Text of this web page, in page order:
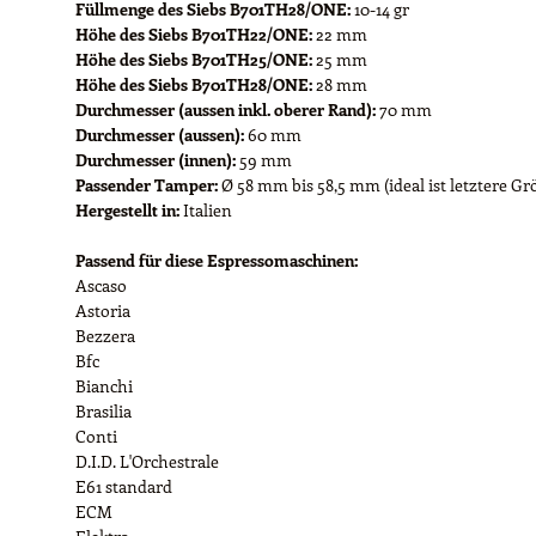
Füllmenge des Siebs B701TH28/ONE:10-14 gr
Höhe des Siebs B701TH22/ONE:22 mm
Höhe des Siebs B701TH25/ONE:25 mm
Höhe des Siebs B701TH28/ONE:28 mm
Durchmesser (aussen inkl. oberer Rand):70 mm
Durchmesser (aussen):60 mm
Durchmesser (innen): 59 mm
Passender Tamper:Ø 58 mm bis 58,5 mm (ideal ist letztere
Hergestellt in:Italien
Passend für diese Espressomaschinen:
Ascaso
Astoria
Bezzera
Bfc
Bianchi
Brasilia
Conti
D.I.D. L'Orchestrale
E61 standard
ECM